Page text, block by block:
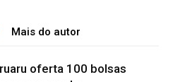
Mais do autor
oferta 100 bolsas